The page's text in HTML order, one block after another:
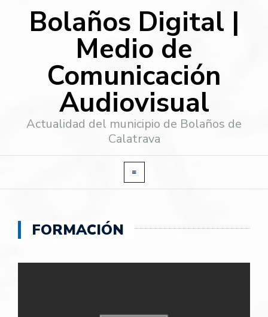
Bolaños Digital |
Medio de
Comunicación
Audiovisual
Actualidad del municipio de Bolaños de
Calatrava
FORMACIÓN